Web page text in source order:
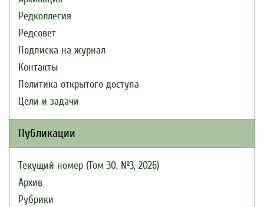
Редколлегия
Редсовет
Подписка на журнал
Контакты
Политика открытого доступа
Цели и задачи
Публикации
Текущий номер (Том 30, №3, 2026)
Архив
Рубрики